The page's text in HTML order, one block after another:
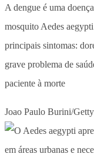
A dengue é uma
mosquito Aedes
principais sintomas:
grave problema de
paciente à morte
Joao Paulo Burini/